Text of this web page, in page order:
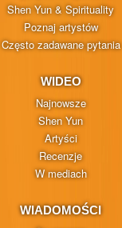
Shen Yun & Spirituality
Poznaj artystów
Często zadawane pytania
WIDEO
Najnowsze
Shen Yun
Artyści
Recenzje
W mediach
WIADOMOŚCI